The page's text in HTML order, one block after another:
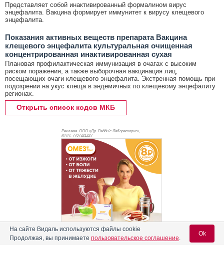
Представляет собой инактивированный формалином вирус
энцефалита. Вакцина формирует иммунитет к вирусу клещевого
энцефалита.
Показания активных веществ препарата Вакцина
клещевого энцефалита культуральная очищенная
концентрированная инактивированная сухая
Плановая профилактическая иммунизация в очагах с высоким
риском поражения, а также выборочная вакцинация лиц,
посещающих очаги клещевого энцефалита. Экстренная помощь при
подозрении на укус клеща в эндемичных по клещевому энцефалиту
регионах.
Открыть список кодов МКБ
Реклама. ООО «Др. Редди’с Лабораторис»,
ИНН: 7707321227
На сайте Видаль используются файлы cookie
Продолжая, вы принимаете пользовательское соглашение.
Ok